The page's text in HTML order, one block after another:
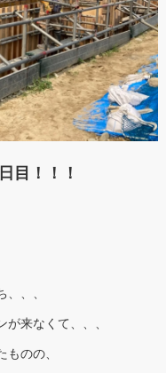
目！！！
、、
来なくて、、、
のの、